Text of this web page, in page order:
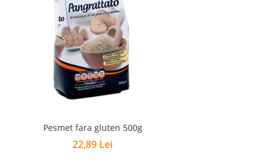
Pesmet fara gluten 500g
22,89 Lei